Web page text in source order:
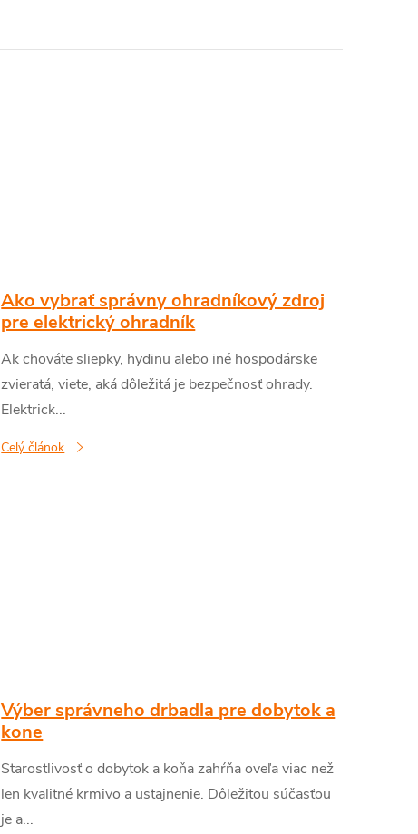
Ako vybrať správny ohradníkový zdroj
pre elektrický ohradník
Ak chováte sliepky, hydinu alebo iné hospodárske
zvieratá, viete, aká dôležitá je bezpečnosť ohrady.
Elektrick...
Celý článok
Výber správneho drbadla pre dobytok a
kone
Starostlivosť o dobytok a koňa zahŕňa oveľa viac než
len kvalitné krmivo a ustajnenie. Dôležitou súčasťou
je a...